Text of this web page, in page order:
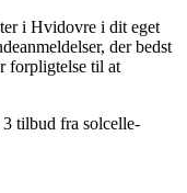
i Hvidovre i dit eget
der bedst
forpligtelse til at
tilbud fra solcelle-